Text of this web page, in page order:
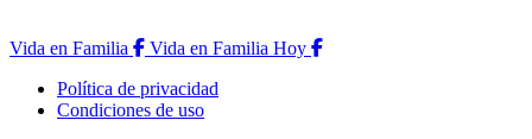
Vida en Familia Vida en Familia
Vida en Familia Hoy Vida en Familia Hoy
Política de privacidad
Condiciones de uso